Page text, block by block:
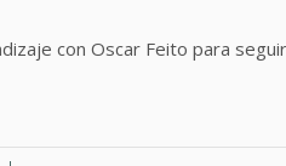
con Oscar Feito para